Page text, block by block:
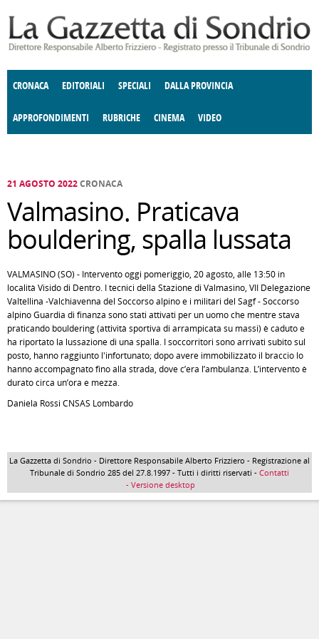
CRONACA EDITORIALI SPECIALI DALLA PROVINCIA
APPROFONDIMENTI
E SPETTACOLI POLITICA
RUBRICHE
DELLE IDEE FATTI DELLO SPIRITO
CINEMA VIDEO
21 AGOSTO 2022CRONACA
Valmasino. Praticava
bouldering, spalla lussata
VALMASINO (SO) - Intervento oggi pomeriggio, 20 agosto, alle 13:50 in
località Visido di Dentro. I tecnici della Stazione di Valmasino, VII Delegazione
Valtellina -Valchiavenna del Soccorso alpino e i militari del Sagf - Soccorso
alpino Guardia di finanza sono stati attivati per un uomo che mentre stava
praticando bouldering (attività sportiva di arrampicata su massi) è caduto e
ha riportato la lussazione di una spalla. I soccorritori sono arrivati subito sul
posto, hanno raggiunto l'infortunato; dopo avere immobilizzato il braccio lo
hanno accompagnato fino alla strada, dove c’era l’ambulanza. L’intervento è
durato circa un’ora e mezza.
Daniela Rossi CNSAS Lombardo
La Gazzetta di Sondrio - Direttore Responsabile Alberto Frizziero - Registrazione al
Tribunale di Sondrio 285 del 27.8.1997 - Tutti i diritti riservati - Contatti
- Versione desktop